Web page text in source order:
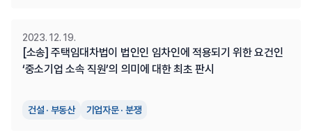
건설 · 부동산 기업자문 · 분쟁
[소송] 주택임대차법이 법인인 임차인에 적용되기 위한 요건인
‘중소기업 소속 직원’의 의미에 대한 최초 판시
2023. 12. 19.